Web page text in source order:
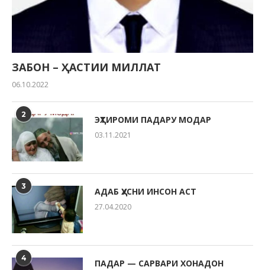
ЗАБОН – ҲАСТИИ МИЛЛАТ
06.10.2022
2 ЭҲТИРОМИ ПАДАРУ МОДАР
03.11.2021
3 АДАБ ҲУСНИ ИНСОН АСТ
27.04.2020
4 ПАДАР — САРВАРИ ХОНАДОН